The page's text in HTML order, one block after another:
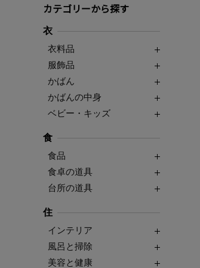
カテゴリーから探す
衣
衣料品
服飾品
かばん
かばんの中身
ベビー・キッズ
食
食品
食卓の道具
台所の道具
住
インテリア
風呂と掃除
美容と健康